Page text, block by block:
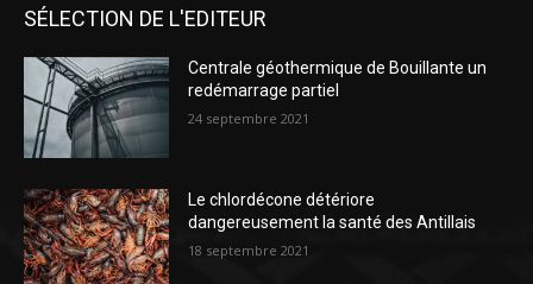
SÉLECTION DE L'EDITEUR
Centrale géothermique de Bouillante un
redémarrage partiel
24 septembre 2021
Le chlordécone détériore
dangereusement la santé des Antillais
18 septembre 2021